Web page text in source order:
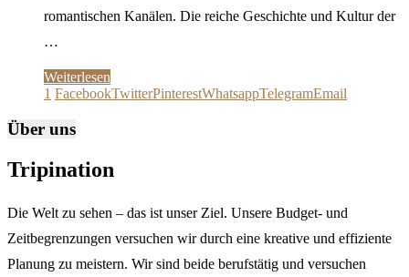
romantischen Kanälen. Die reiche Geschichte und Kultur der
…
Weiterlesen
1 FacebookTwitterPinterestWhatsappTelegramEmail
Über uns
Tripination
Die Welt zu sehen – das ist unser Ziel. Unsere Budget- und
Zeitbegrenzungen versuchen wir durch eine kreative und effiziente
Planung zu meistern. Wir sind beide berufstätig und versuchen